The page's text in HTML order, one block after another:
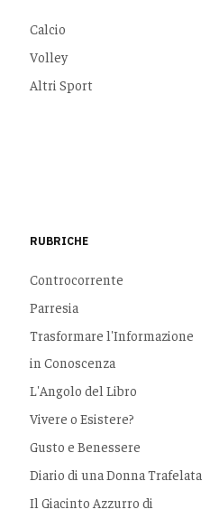
Calcio
Volley
Altri Sport
RUBRICHE
Controcorrente
Parresia
Trasformare l'Informazione
in Conoscenza
L'Angolo del Libro
Vivere o Esistere?
Gusto e Benessere
Diario di una Donna Trafelata
Il Giacinto Azzurro di